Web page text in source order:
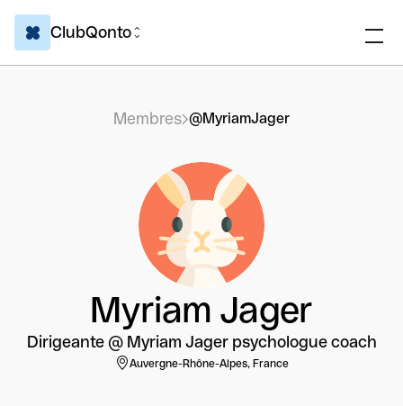
ClubQonto
Membres @MyriamJager
Myriam Jager
Dirigeante @ Myriam Jager psychologue coach
Auvergne-Rhône-Alpes, France